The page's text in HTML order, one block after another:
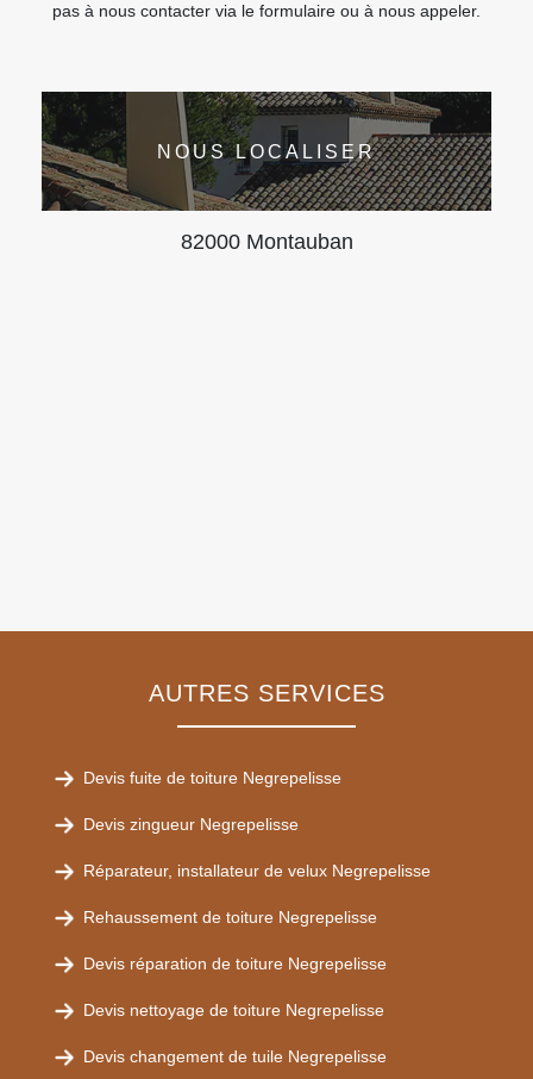
pas à nous contacter via le formulaire ou à nous appeler.
NOUS LOCALISER
82000 Montauban
AUTRES SERVICES
Devis fuite de toiture Negrepelisse
Devis zingueur Negrepelisse
Réparateur, installateur de velux Negrepelisse
Rehaussement de toiture Negrepelisse
Devis réparation de toiture Negrepelisse
Devis nettoyage de toiture Negrepelisse
Devis changement de tuile Negrepelisse